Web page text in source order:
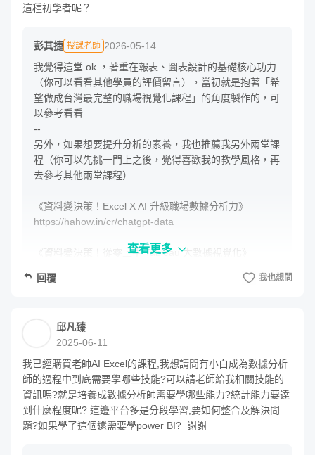
Q：哪些資料視覺化場景，適合透過 AI 進行優化呢？
Q：ChatGPT 的好用視覺化詠唱指令有哪些呢？
Q：Excel / Tableau / 前端圖表，如何透過
本堂課規劃了整個單元，說明生成式 AI/ChatGPT 可以從哪
些面向與資料視覺化工具搭配，舉凡像是：資料生成、資料
清理、圖表建議、程式碼建立等，課程會介紹，為什麼在整
個流程中 AI 工具確實能夠成為一個強大的夥伴，讓視覺化
的工作生產力大幅提升！
隨著指令詠唱者的經驗多寡，也會影響其使用的效果；本課
關於講師
這種初學者呢？
彭其捷 授課老師 2026-05-14
我覺得這堂 ok ，著重在報表、圖表設計的基礎核心功力
（你可以看看其他學員的評價留言），當初就是抱著「希
望做成台灣最完整的職場視覺化課程」的角度製作的，可
以參考看看
--
另外，如果想要提升分析的素養，我也推薦我另外兩堂課
程（你可以先挑一門上之後，覺得喜歡我的教學風格，再
去參考其他兩堂課程）
《資料變決策！Excel X AI 升級職場數據分析力》
https://hahow.in/cr/chatgpt-data
《資料變決策！從零上手 Tableau 大數據視覺化》
查看更多
回覆 我也想問
邱凡臻
2025-06-11
我已經購買老師AI Excel的課程,我想請問有小白成為數據分析
師的過程中到底需要學哪些技能?可以請老師給我相關技能的
資訊嗎?就是培養成數據分析師需要學哪些能力?統計能力要逹
到什麼程度呢? 這邊平台多是分段學習,要如何整合及解決問
題?如果學了這個還需要學power BI?  謝謝